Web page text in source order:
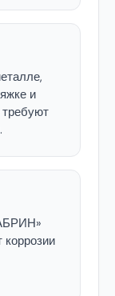
и